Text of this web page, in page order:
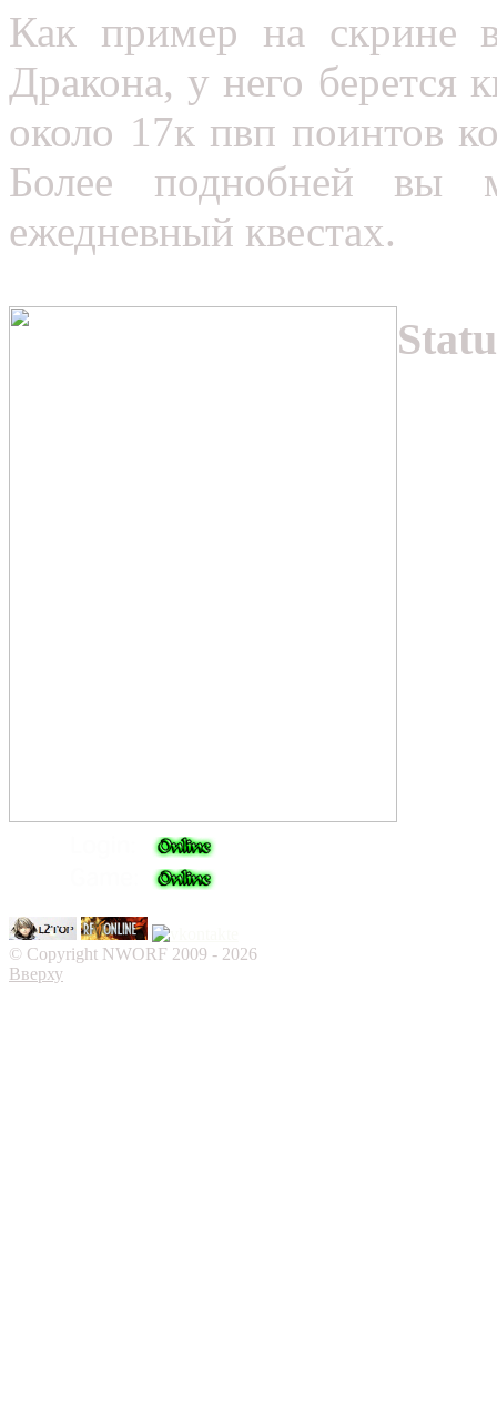
Как пример на скрине
Дракона, у него берется
около 17к пвп поинтов
Более поднобней вы
ежедневный квестах.
© Copyright NWORF 2009 - 2026
Вверху